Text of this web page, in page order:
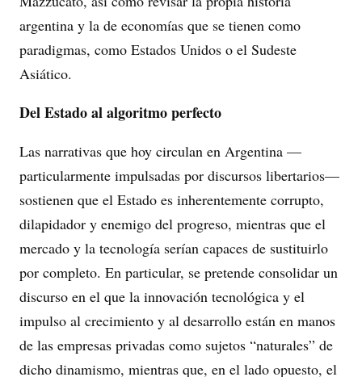
argentina y la de economías que se tienen como
paradigmas, como Estados Unidos o el Sudeste
Asiático.
Del Estado al algoritmo perfecto
Las narrativas que hoy circulan en Argentina —
particularmente impulsadas por discursos libertarios—
sostienen que el Estado es inherentemente corrupto,
dilapidador y enemigo del progreso, mientras que el
mercado y la tecnología serían capaces de sustituirlo
por completo. En particular, se pretende consolidar un
discurso en el que la innovación tecnológica y el
impulso al crecimiento y al desarrollo están en manos
de las empresas privadas como sujetos “naturales” de
dicho dinamismo, mientras que, en el lado opuesto, el